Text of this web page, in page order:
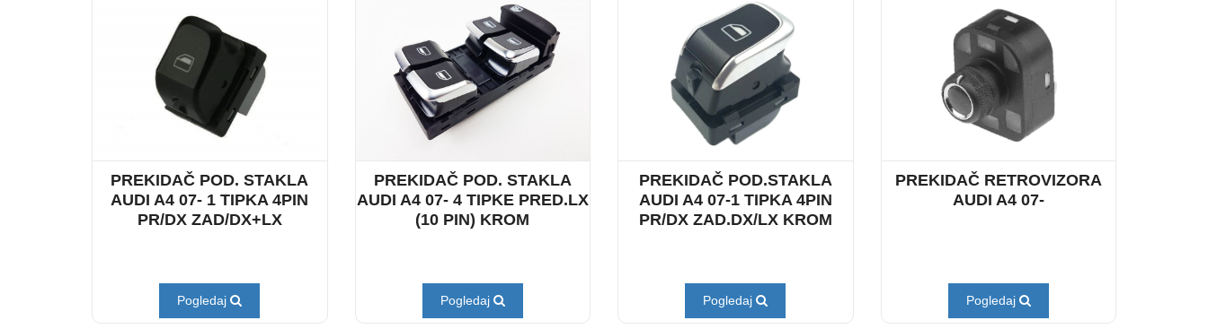
PREKIDAČ POD. STAKLA
AUDI A4 07- 1 TIPKA 4PIN
PR/DX ZAD/DX+LX
Pogledaj
PREKIDAČ POD. STAKLA
AUDI A4 07- 4 TIPKE PRED.LX
(10 PIN) KROM
Pogledaj
PREKIDAČ POD.STAKLA
AUDI A4 07-1 TIPKA 4PIN
PR/DX ZAD.DX/LX KROM
Pogledaj
PREKIDAČ RETROVIZORA
AUDI A4 07-
Pogledaj